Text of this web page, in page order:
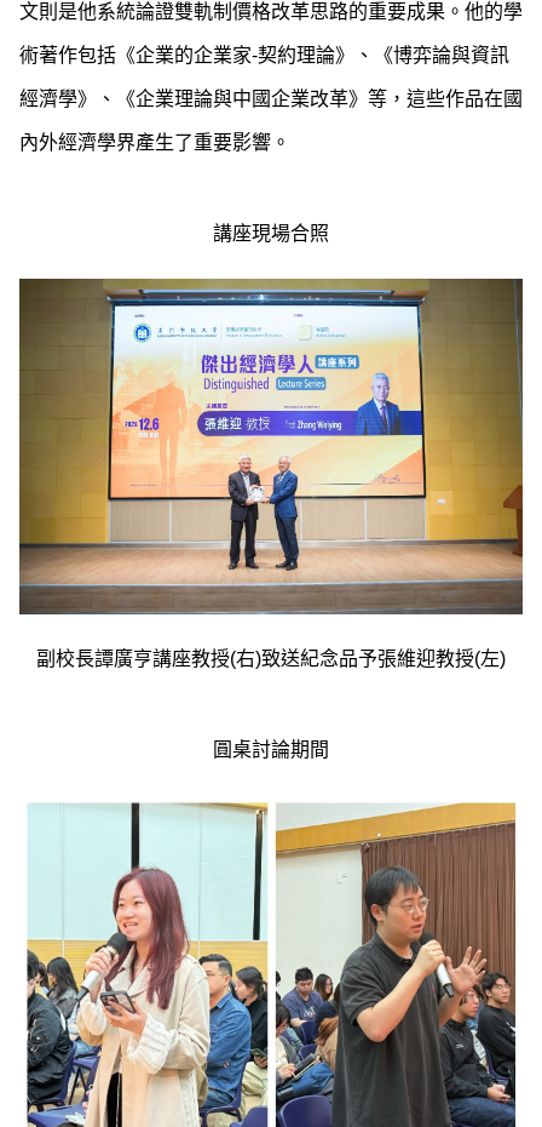
文則是他系統論證雙軌制價格改革思路的重要成果。他的學
術著作包括《企業的企業家-契約理論》、《博弈論與資訊
經濟學》、《企業理論與中國企業改革》等，這些作品在國
內外經濟學界產生了重要影響。
講座現場合照
副校長譚廣亨講座教授(右)致送紀念品予張維迎教授(左)
圓桌討論期間